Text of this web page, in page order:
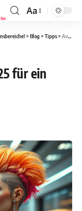
Aa
> Blog > Tipps> Avatar-Frisur Trends 2025 für ein neues Ich
für ein